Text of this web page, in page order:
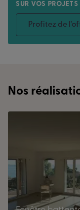
SUR VOS
Profitez de
Nos